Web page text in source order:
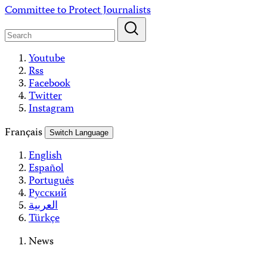
Skip
content
Committee to Protect Journalists
Youtube
Rss
Facebook
Twitter
Instagram
Français
Switch Language
English
Español
Português
Русский
العربية
Türkçe
News